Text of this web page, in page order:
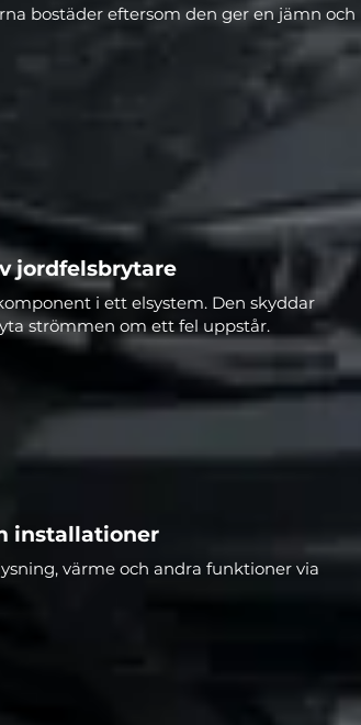
bostäder eftersom den ger en jämn och
jordfelsbrytare
i ett elsystem. Den skyddar
strömmen om ett fel uppstår.
installationer
värme och andra funktioner via